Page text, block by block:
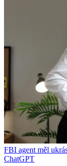
FBI agent měl
ChatGPT